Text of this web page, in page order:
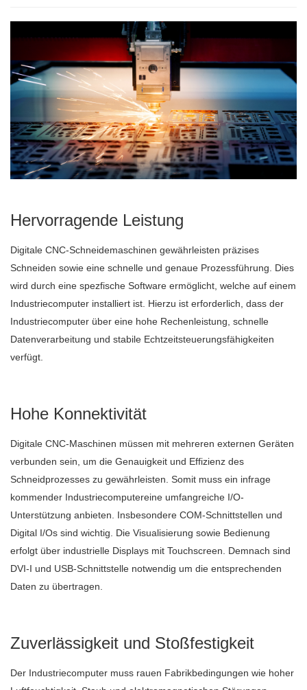
Hervorragende Leistung
Digitale CNC-Schneidemaschinen gewährleisten präzises
Schneiden sowie eine schnelle und genaue Prozessführung. Dies
wird durch eine spezfische Software ermöglicht, welche auf einem
Industriecomputer installiert ist. Hierzu ist erforderlich, dass der
Industriecomputer über eine hohe Rechenleistung, schnelle
Datenverarbeitung und stabile Echtzeitsteuerungsfähigkeiten
verfügt.
Hohe Konnektivität
Digitale CNC-Maschinen müssen mit mehreren externen Geräten
verbunden sein, um die Genauigkeit und Effizienz des
Schneidprozesses zu gewährleisten. Somit muss ein infrage
kommender Industriecomputereine umfangreiche I/O-
Unterstützung anbieten. Insbesondere COM-Schnittstellen und
Digital I/Os sind wichtig. Die Visualisierung sowie Bedienung
erfolgt über industrielle Displays mit Touchscreen. Demnach sind
DVI-I und USB-Schnittstelle notwendig um die entsprechenden
Daten zu übertragen.
Zuverlässigkeit und Stoßfestigkeit
Der Industriecomputer muss rauen Fabrikbedingungen wie hoher